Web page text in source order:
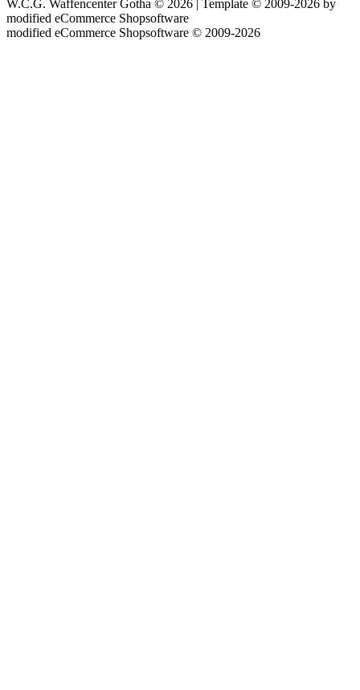
W.C.G. Waffencenter Gotha © 2026 | Template © 2009-2026 by
modified eCommerce Shopsoftware
modified eCommerce Shopsoftware © 2009-2026